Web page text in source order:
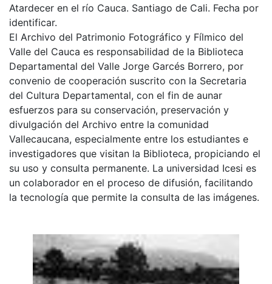
Atardecer en el río Cauca. Santiago de Cali. Fecha por
identificar.
El Archivo del Patrimonio Fotográfico y Fílmico del
Valle del Cauca es responsabilidad de la Biblioteca
Departamental del Valle Jorge Garcés Borrero, por
convenio de cooperación suscrito con la Secretaria
del Cultura Departamental, con el fin de aunar
esfuerzos para su conservación, preservación y
divulgación del Archivo entre la comunidad
Vallecaucana, especialmente entre los estudiantes e
investigadores que visitan la Biblioteca, propiciando el
su uso y consulta permanente. La universidad Icesi es
un colaborador en el proceso de difusión, facilitando
la tecnología que permite la consulta de las imágenes.